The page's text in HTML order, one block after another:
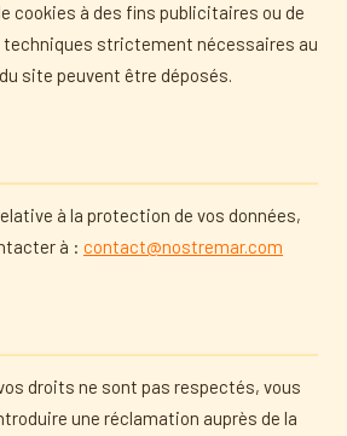
cookies à des fins publicitaires ou de
techniques strictement nécessaires au
site peuvent être déposés.
à la protection de vos données,
à : contact@nostremar.com
droits ne sont pas respectés, vous
une réclamation auprès de la